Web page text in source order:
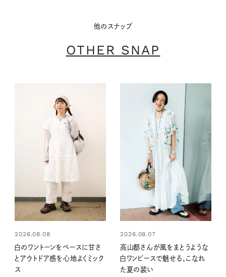
他のスナップ
OTHER SNAP
2026.08.08
白のワントーンをベースに甘さ
とアウトドア感を心地よくミック
ス
2026.08.07
高山都さんが風をまとうような
白ワンピースで魅せる、こなれ
た夏の装い